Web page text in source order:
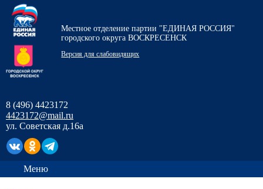
Местное отделение партии "ЕДИНАЯ РОССИЯ"
городского округа ВОСКРЕСЕНСК
Версия для слабовидящих
8 (496) 4423172
4423172@mail.ru
ул. Советская д.16а
Меню